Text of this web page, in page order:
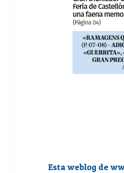
Esta weblog de